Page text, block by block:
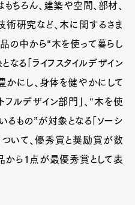
ちろん、建築や空間、部材、
術研究など、木に関するさま
品の中から“木を使って暮らし
る「ライフスタイルデザイン
かにし、身体を健やかにして
フルデザイン部門」、“木を使
もの”が対象となる「ソーシ
いて、優秀賞と奨励賞が数
から1点が最優秀賞として表